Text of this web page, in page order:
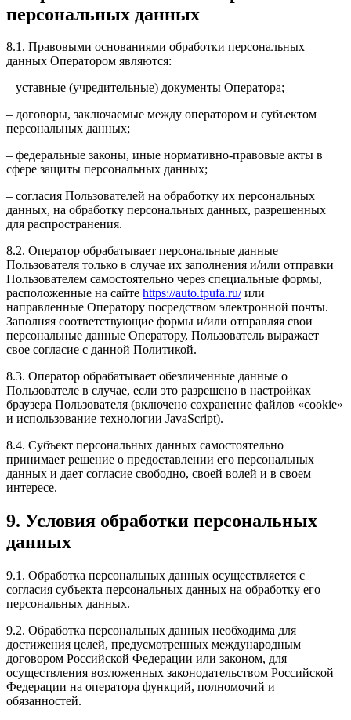
персональных данных
8.1. Правовыми основаниями обработки персональных
данных Оператором являются:
– уставные (учредительные) документы Оператора;
– договоры, заключаемые между оператором и субъектом
персональных данных;
– федеральные законы, иные нормативно-правовые акты в
сфере защиты персональных данных;
– согласия Пользователей на обработку их персональных
данных, на обработку персональных данных, разрешенных
для распространения.
8.2. Оператор обрабатывает персональные данные
Пользователя только в случае их заполнения и/или отправки
Пользователем самостоятельно через специальные формы,
расположенные на сайте https://auto.tpufa.ru/или
направленные Оператору посредством электронной почты.
Заполняя соответствующие формы и/или отправляя свои
персональные данные Оператору, Пользователь выражает
свое согласие с данной Политикой.
8.3. Оператор обрабатывает обезличенные данные о
Пользователе в случае, если это разрешено в настройках
браузера Пользователя (включено сохранение файлов «cookie»
и использование технологии JavaScript).
8.4. Субъект персональных данных самостоятельно
принимает решение о предоставлении его персональных
данных и дает согласие свободно, своей волей и в своем
интересе.
9. Условия обработки персональных
данных
9.1. Обработка персональных данных осуществляется с
согласия субъекта персональных данных на обработку его
персональных данных.
9.2. Обработка персональных данных необходима для
достижения целей, предусмотренных международным
договором Российской Федерации или законом, для
осуществления возложенных законодательством Российской
Федерации на оператора функций, полномочий и
обязанностей.